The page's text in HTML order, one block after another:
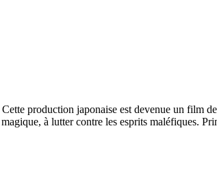
production japonaise est devenue un film
à lutter contre les esprits maléfiques.